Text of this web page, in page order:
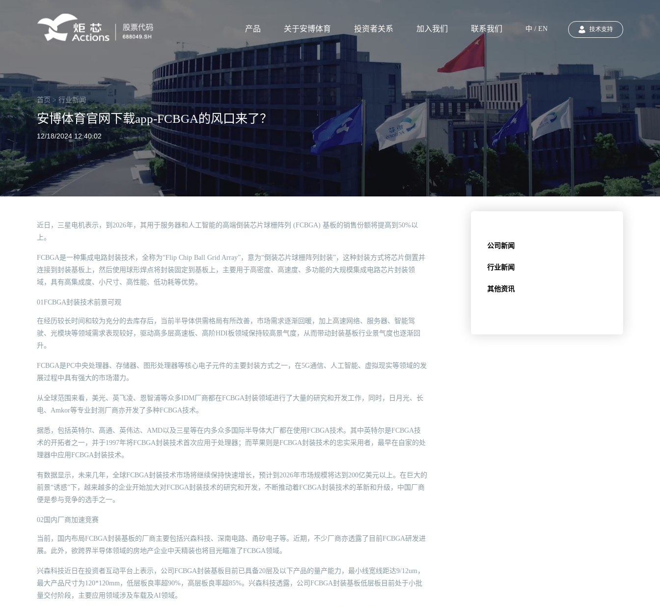
产品 关于安博体育 投资者关系 加入我们 联系我们 中 / EN 技术支持
首页 > 行业新闻
安博体育官网下载app-FCBGA的风口来了？
12/18/2024 12:40:02
公司新闻
行业新闻
其他资讯
近日，三星电机表示，到2026年，其用于服务器和人工智能的高端倒装芯片球栅阵列 (FCBGA) 基板的销售份额将提高到50%以
上。
FCBGA是一种集成电路封装技术，全称为“Flip Chip Ball Grid Array”，意为“倒装芯片球栅阵列封装”，这种封装方式将芯片倒置并
连接到封装基板上，然后使用球形焊点将封装固定到基板上，主要用于高密度、高速度、多功能的大规模集成电路芯片封装领
域，具有高集成度、小尺寸、高性能、低功耗等优势。
01FCBGA封装技术前景可观
在经历较长时间和较为充分的去库存后，当前半导体供需格局有所改善，市场需求逐渐回暖，加上高速网络、服务器、智能驾
驶、光模块等领域需求表现较好，驱动高多层高速板、高阶HDI板领域保持较高景气度，从而带动封装基板行业景气度也逐渐回
升。
FCBGA是PC中央处理器、存储器、图形处理器等核心电子元件的主要封装方式之一，在5G通信、人工智能、虚拟现实等领域的发
展过程中具有强大的市场潜力。
从全球范围来看，美光、英飞凌、恩智浦等众多IDM厂商都在FCBGA封装领域进行了大量的研究和开发工作，同时，日月光、长
电、Amkor等专业封测厂商亦开发了多种FCBGA技术。
据悉，包括英特尔、高通、英伟达、AMD以及三星等在内多众多国际半导体大厂都在使用FCBGA技术。其中英特尔是FCBGA技
术的开拓者之一，并于1997年将FCBGA封装技术首次应用于处理器；而苹果则是FCBGA封装技术的忠实采用者，最早在自家的处
理器中应用FCBGA封装技术。
有数据显示，未来几年，全球FCBGA封装技术市场将继续保持快速增长，预计到2026年市场规模将达到200亿美元以上。在巨大的
前景“诱惑”下，越来越多的企业开始加大对FCBGA封装技术的研究和开发，不断推动着FCBGA封装技术的革新和升级，中国厂商
便是参与竞争的选手之一。
02国内厂商加速竞赛
当前，国内布局FCBGA封装基板的厂商主要包括兴森科技、深南电路、甬矽电子等。近期，不少厂商亦透露了目前FCBGA研发进
展。此外，欲跨界半导体领域的房地产企业中天精装也将目光瞄准了FCBGA领域。
兴森科技近日在投资者互动平台上表示，公司FCBGA封装基板目前已具备20层及以下产品的量产能力，最小线宽线距达9/12um，
最大产品尺寸为120*120mm，低层板良率超90%，高层板良率超85%。兴森科技透露，公司FCBGA封装基板低层板目前处于小批
量交付阶段，主要应用领域涉及车载及AI领域。